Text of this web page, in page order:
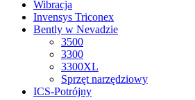
Wibracja
Invensys Triconex
Bently w Nevadzie
3500
3300
3300XL
Sprzęt narzędziowy
ICS-Potrójny